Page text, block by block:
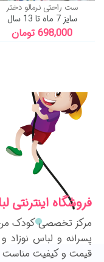
تاپ شلوارک برکه
سایز 4 سال تا 11 سال
859,000 تومان
فروشگاه
مرکز تخصصی کودک من
پسرانه و لباس
قیمت و کیفیت مناست